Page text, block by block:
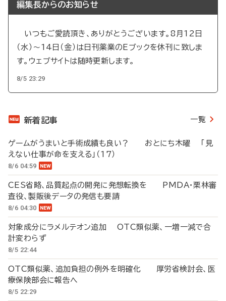
編集長からのお知らせ
いつもご愛読頂き、ありがとうございます。8月12日
（水）～14日（金）は日刊薬業のEブックを休刊に致しま
す。ウェブサイトは随時更新します。
8/5 23:29
新着記事 一覧
ゲームがうまいと手術成績も良い？ おとにち木曜 「見
えない仕事が命を支える」（17）
8/6 04:59
CES省略、品質起点の開発に発想転換を PMDA・栗林審
査役、製販後データの発信も要請
8/6 04:30
対象成分にラメルテオン追加 OTC類似薬、一増一減で合
計変わらず
8/5 22:44
OTC類似薬、追加負担の例外を明確化 厚労省検討会、医
療保険部会に報告へ
8/5 22:29